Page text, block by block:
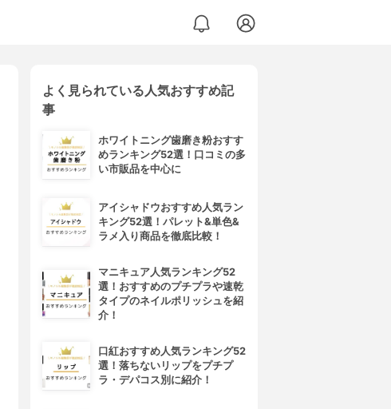
よく見られている人気おすすめ記
事
ホワイトニング歯磨き粉おすす
めランキング52選！口コミの多
い市販品を中心に
アイシャドウおすすめ人気ラン
キング52選！パレット&単色&
ラメ入り商品を徹底比較！
マニキュア人気ランキング52
選！おすすめのプチプラや速乾
タイプのネイルポリッシュを紹
介！
口紅おすすめ人気ランキング52
選！落ちないリップをプチプ
ラ・デパコス別に紹介！